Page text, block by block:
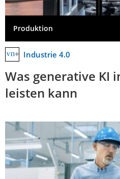
Produktion
Industrie 4.0
Was generative KI
leisten kann